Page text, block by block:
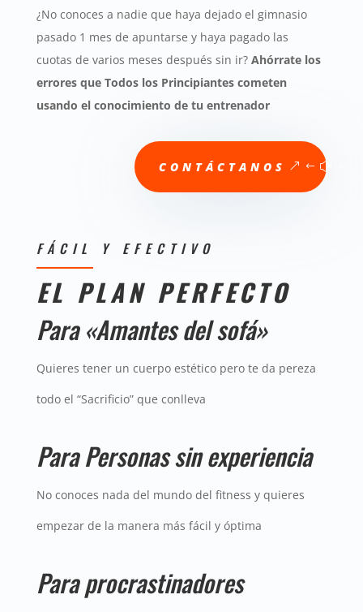
¿No conoces a nadie que haya dejado el gimnasio
pasado 1 mes de apuntarse y haya pagado las
cuotas de varios meses después sin ir? Ahórrate los
errores que Todos los Principiantes cometen
usando el conocimiento de tu entrenador
CONTÁCTANOS
FÁCIL Y EFECTIVO
EL PLAN PERFECTO
Para «Amantes del sofá»
Quieres tener un cuerpo estético pero te da pereza
todo el “Sacrificio” que conlleva
Para Personas sin experiencia
No conoces nada del mundo del fitness y quieres
empezar de la manera más fácil y óptima
Para procrastinadores